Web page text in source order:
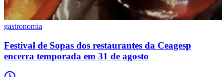
Anuncie no Portal
Guia de Empresas
Divulgar Vagas
Negócios Regionais
gastronomia
Festival de Sopas dos restaurantes da Ceagesp
encerra temporada em 31 de agosto